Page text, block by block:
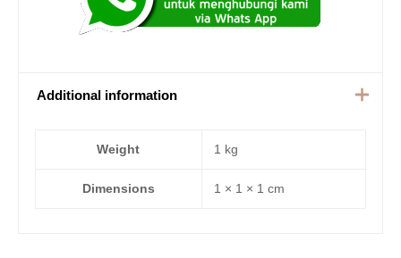
Additional information
Weight 1 kg
Dimensions 1 × 1 × 1 cm